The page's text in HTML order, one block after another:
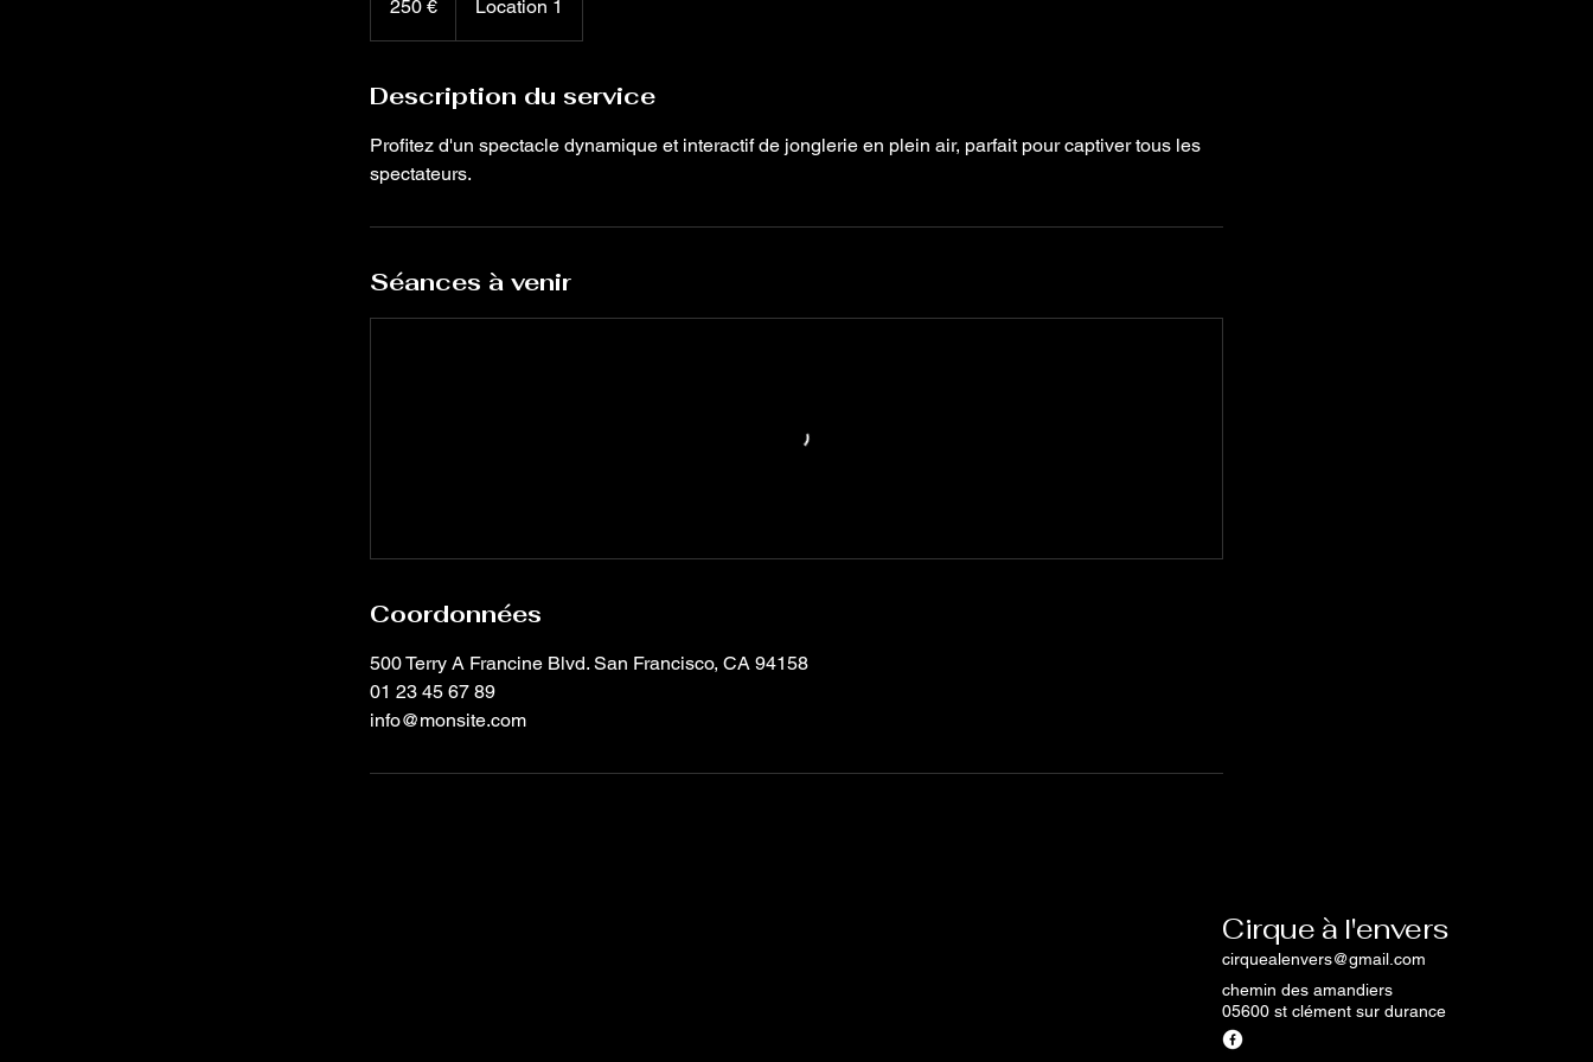
250 € Location 1
Description du service
Profitez d'un spectacle dynamique et interactif de jonglerie en plein air, parfait pour captiver tous les
spectateurs.
Séances à venir
Coordonnées
500 Terry A Francine Blvd. San Francisco, CA 94158
01 23 45 67 89
info@monsite.com
Cirque à l'envers
cirquealenvers@gmail.com
chemin des amandiers
05600 st clément sur durance